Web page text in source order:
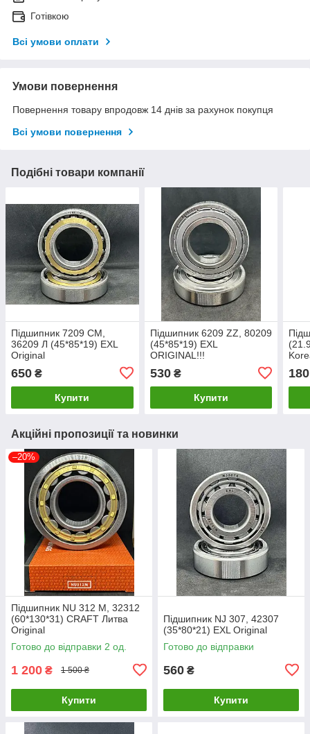
Готівкою
Всі умови оплати
Умови повернення
Повернення товару впродовж 14 днів за рахунок покупця
Всі умови повернення
Подібні товари компанії
Підшипник 7209 CM,
36209 Л (45*85*19) EXL
Original
650 ₴
Купити
Підшипник 6209 ZZ, 80209
(45*85*19) EXL
ORIGINAL!!!
530₴
Купити
180
Акційні пропозиції та новинки
–20%
Підшипник NU 312 M, 32312
(60*130*31) CRAFT Литва
Original
Готово до відправки 2 од.
1 200 ₴ 1 500 ₴
Купити
Підшипник NJ 307, 42307
(35*80*21) EXL Original
Готово до відправки
560 ₴
Купити